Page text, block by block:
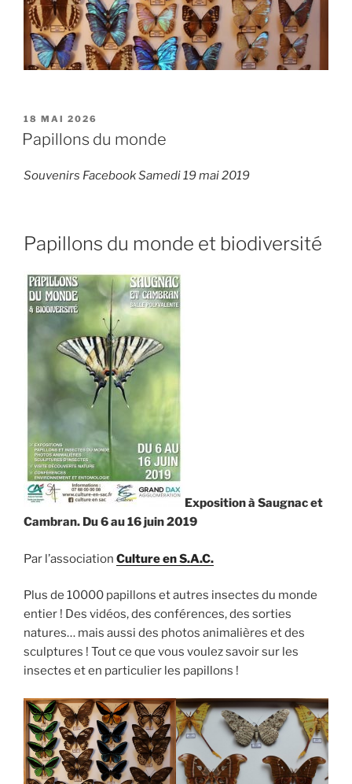
PUBLIÉ
LE
18 MAI 2026
Papillons du monde
Souvenirs Facebook Samedi 19 mai 2019
Papillons du monde et biodiversité
Exposition à Saugnac et
Cambran. Du 6 au 16 juin 2019
Par l’association Culture en S.A.C.
Plus de 10000 papillons et autres insectes du monde
entier ! Des vidéos, des conférences, des sorties
natures… mais aussi des photos animalières et des
sculptures ! Tout ce que vous voulez savoir sur les
insectes et en particulier les papillons !